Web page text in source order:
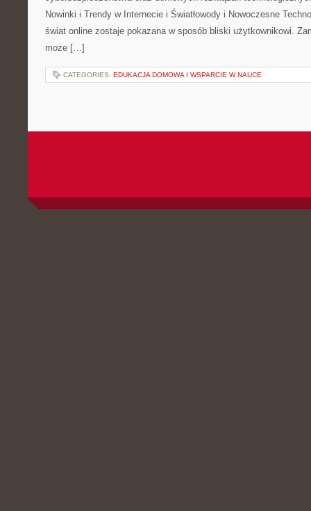
Nowinki i Trendy w Internecie i Światłowody i Nowoczesne
świat online zostaje pokazana w sposób bliski użytkownikowi.
może […]
CATEGORIES: EDUKACJA DOMOWA I WSPARCIE W NAUCE